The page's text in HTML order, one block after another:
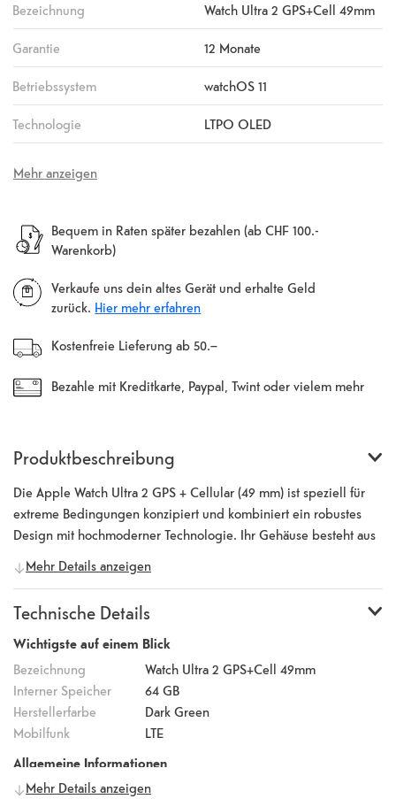
Bezeichnung Watch Ultra 2 GPS+Cell 49mm
Garantie 12 Monate
Betriebssystem watchOS 11
Technologie LTPO OLED
Mehr anzeigen
Bequem in Raten später bezahlen (ab CHF 100.-
Warenkorb)
Verkaufe uns dein altes Gerät und erhalte Geld
zurück. Hier mehr erfahren
Kostenfreie Lieferung ab 50.–
Bezahle mit Kreditkarte, Paypal, Twint oder vielem mehr
Produktbeschreibung
Die Apple Watch Ultra 2 GPS + Cellular (49 mm) ist speziell für
extreme Bedingungen konzipiert und kombiniert ein robustes
Design mit hochmoderner Technologie. Ihr Gehäuse besteht aus
strapazierfähigem Titan der Klasse 5 und wurde nach
militärischen Standards (MIL-STD 810H) getestet. Dazu zählen
Temperaturen, Temperaturschwankungen, Eintauchen ins Wasser,
Vibrationen und mehr. Die Uhr ist bis zu 100 Meter wasserdicht
und für Sporttaucher bis zu einer Tiefe von 40 Metern geeignet.
Ausgestattet mit dem leistungsstarken S9 SiP-Chip und einem
64-Bit-Dual-Core-Prozessor, bietet die Ultra 2 hervorragende
Leistung. Zu den Gesundheitsfunktionen gehören ein
ein Temperatursensor, ein Tiefenmesser mit einer Präzision von ±1
Meter sowie ein Wassertemperatursensor. Das Always-On Retina
Mehr Details anzeigen
Technische Details
Wichtigste auf einem Blick
Bezeichnung
Watch Ultra 2 GPS+Cell 49mm
Interner Speicher
64 GB
Herstellerfarbe
Dark Green
Mobilfunk
LTE
Allgemeine Informationen
Hersteller Apple
Mehr Details anzeigen